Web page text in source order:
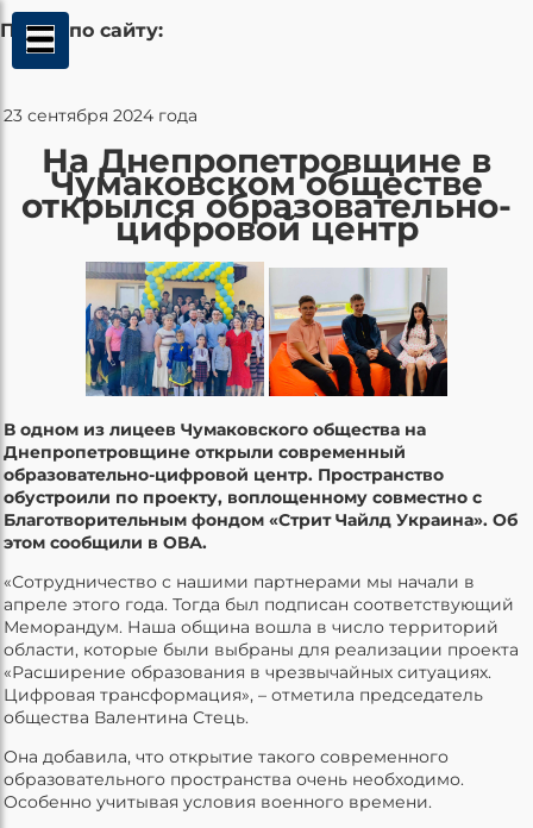
Поиск по сайту:
23 сентября 2024 года
На Днепропетровщине в
Чумаковском обществе
открылся образовательно-
цифровой центр
В одном из лицеев Чумаковского общества на
Днепропетровщине открыли современный
образовательно-цифровой центр. Пространство
обустроили по проекту, воплощенному совместно с
Благотворительным фондом «Стрит Чайлд Украина». Об
этом сообщили в ОВА.
«Сотрудничество с нашими партнерами мы начали в
апреле этого года. Тогда был подписан соответствующий
Меморандум. Наша община вошла в число территорий
области, которые были выбраны для реализации проекта
«Расширение образования в чрезвычайных ситуациях.
Цифровая трансформация», – отметила председатель
общества Валентина Стець.
Она добавила, что открытие такого современного
образовательного пространства очень необходимо.
Особенно учитывая условия военного времени.